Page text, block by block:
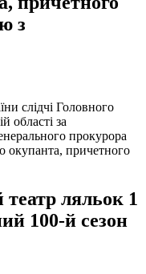
з
слідчі Головного
області за
прокурора
окупанта, причетного
ляльок 1
100-й сезон